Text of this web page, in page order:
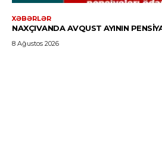
XƏBƏRLƏR
NAXÇIVANDA AVQUST AYININ
8 Ağustos 2026